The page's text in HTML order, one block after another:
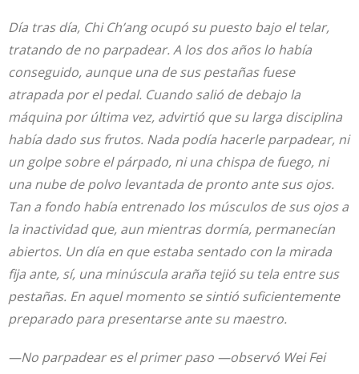
Día tras día, Chi Ch’ang ocupó su puesto bajo el telar,
tratando de no parpadear. A los dos años lo había
conseguido, aunque una de sus pestañas fuese
atrapada por el pedal. Cuando salió de debajo la
máquina por última vez, advirtió que su larga disciplina
había dado sus frutos. Nada podía hacerle parpadear, ni
un golpe sobre el párpado, ni una chispa de fuego, ni
una nube de polvo levantada de pronto ante sus ojos.
Tan a fondo había entrenado los músculos de sus ojos a
la inactividad que, aun mientras dormía, permanecían
abiertos. Un día en que estaba sentado con la mirada
fija ante, sí, una minúscula araña tejió su tela entre sus
pestañas. En aquel momento se sintió suficientemente
preparado para presentarse ante su maestro.
—No parpadear es el primer paso —observó Wei Fei